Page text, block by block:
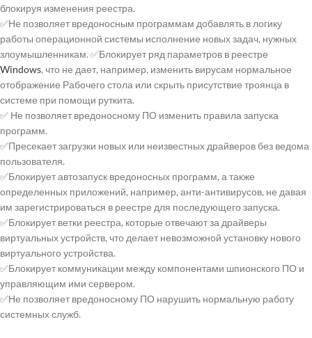
блокируя изменения реестра.
✅Не позволяет вредоносным программам добавлять в логику
работы операционной системы исполнение новых задач, нужных
злоумышленникам. ✅Блокирует ряд параметров в реестре
Windows, что не дает, например, изменить вирусам нормальное
отображение Рабочего стола или скрыть присутствие троянца в
системе при помощи руткита.
✅ Не позволяет вредоносному ПО изменить правила запуска
программ.
✅Пресекает загрузки новых или неизвестных драйверов без ведома
пользователя.
✅Блокирует автозапуск вредоносных программ, а также
определенных приложений, например, анти-антивирусов, не давая
им зарегистрироваться в реестре для последующего запуска.
✅Блокирует ветки реестра, которые отвечают за драйверы
виртуальных устройств, что делает невозможной установку нового
виртуального устройства.
✅Блокирует коммуникации между компонентами шпионского ПО и
управляющим ими сервером.
✅Не позволяет вредоносному ПО нарушить нормальную работу
системных служб.